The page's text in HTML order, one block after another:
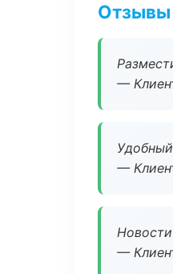
Отзывы
—
—
—